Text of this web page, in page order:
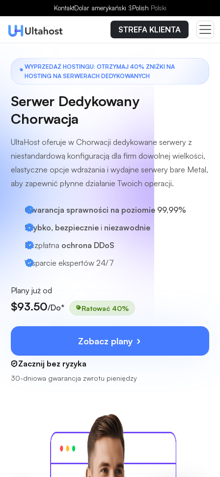
KontaktDolar amerykański $Polish Polski
STREFA KLIENTA
WYPRZEDAŻ HOSTINGU: OTRZYMAJ 40% ZNIŻKI NA
HOSTING NA SERWERACH DEDYKOWANYCH
Serwer Dedykowany
Chorwacja
UltaHost oferuje w Chorwacji dedykowane serwery z
niestandardową konfiguracją dla firm dowolnej wielkości,
elastyczne opcje wdrażania i wydajne serwery bare Metal,
aby zapewnić płynne działanie Twoich operacji.
Gwarancja sprawności na poziomie 99,99%
Szybko, bezpiecznie i niezawodnie
Bezpłatna ochrona DDoS
Wsparcie ekspertów 24/7
Plany już od
$93.50/Do* Ratować 40%
Zobacz plany
Zacznij bez ryzyka
30-dniowa gwarancja zwrotu pieniędzy